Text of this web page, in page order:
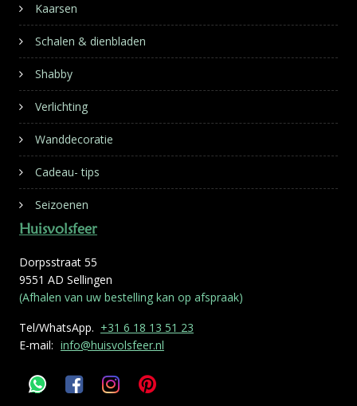
Kaarsen
Schalen & dienbladen
Shabby
Verlichting
Wanddecoratie
Cadeau- tips
Seizoenen
Huisvolsfeer
Dorpsstraat 55
9551 AD Sellingen
(Afhalen van uw bestelling kan op afspraak)
Tel/WhatsApp. +31 6 18 13 51 23
E-mail: info@huisvolsfeer.nl